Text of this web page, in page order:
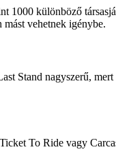
1000 különböző
vehetnek igénybe.
Stand nagyszerű, mert
To Ride vagy